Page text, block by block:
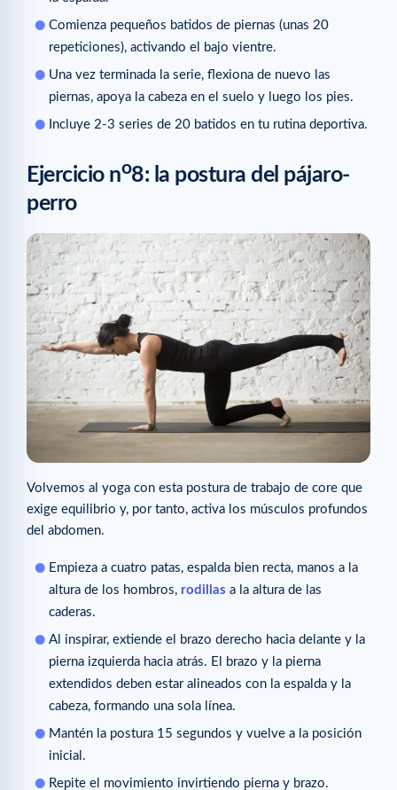
Comienza pequeños batidos de piernas (unas 20
repeticiones), activando el bajo vientre.
Una vez terminada la serie, flexiona de nuevo las
piernas, apoya la cabeza en el suelo y luego los pies.
Incluye 2-3 series de 20 batidos en tu rutina deportiva.
Ejercicio no8: la postura del pájaro-
perro
Volvemos al yoga con esta postura de trabajo de core que
exige equilibrio y, por tanto, activa los músculos profundos
del abdomen.
Empieza a cuatro patas, espalda bien recta, manos a la
altura de los hombros, rodillas a la altura de las
caderas.
Al inspirar, extiende el brazo derecho hacia delante y la
pierna izquierda hacia atrás. El brazo y la pierna
extendidos deben estar alineados con la espalda y la
cabeza, formando una sola línea.
Mantén la postura 15 segundos y vuelve a la posición
inicial.
Repite el movimiento invirtiendo pierna y brazo.